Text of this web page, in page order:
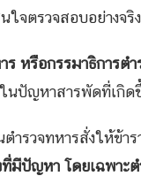
จตรวจสอบอย่างจริง
ร หรือกรรมาธิการต
นปัญหาสารพัดที่เกิด
รวจทหารสั่งให้ข้า
ที่มีปัญหา โดยเฉพาะ